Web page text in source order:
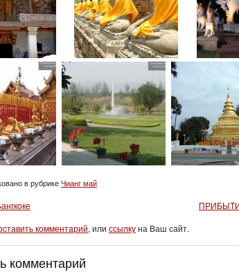
в рубрике Чианг май
комментарий, или ссылкуна Ваш сайт.
комментарий